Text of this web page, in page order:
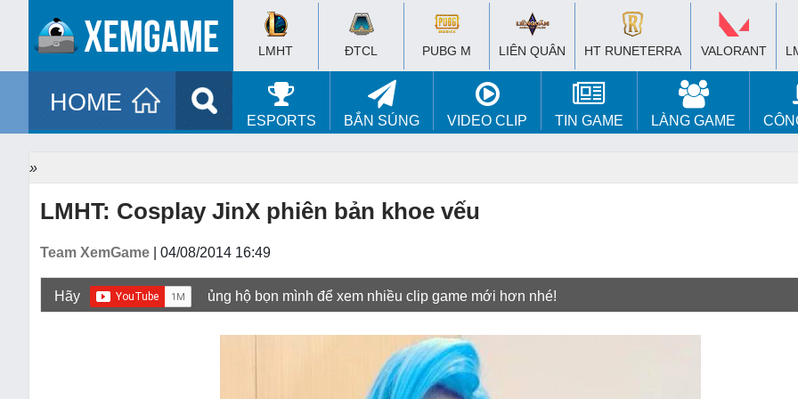
LMHT ĐTCL PUBG M LIÊN QUÂN HT RUNETERRA VALORANT
HOME
ESPORTS BẮN SÚNG VIDEO CLIP TIN GAME LÀNG GAME
»
LMHT: Cosplay JinX phiên bản khoe vếu
Team XemGame | 04/08/2014 16:49
Hãy ủng hộ bọn mình để xem nhiều clip game mới hơn nhé!